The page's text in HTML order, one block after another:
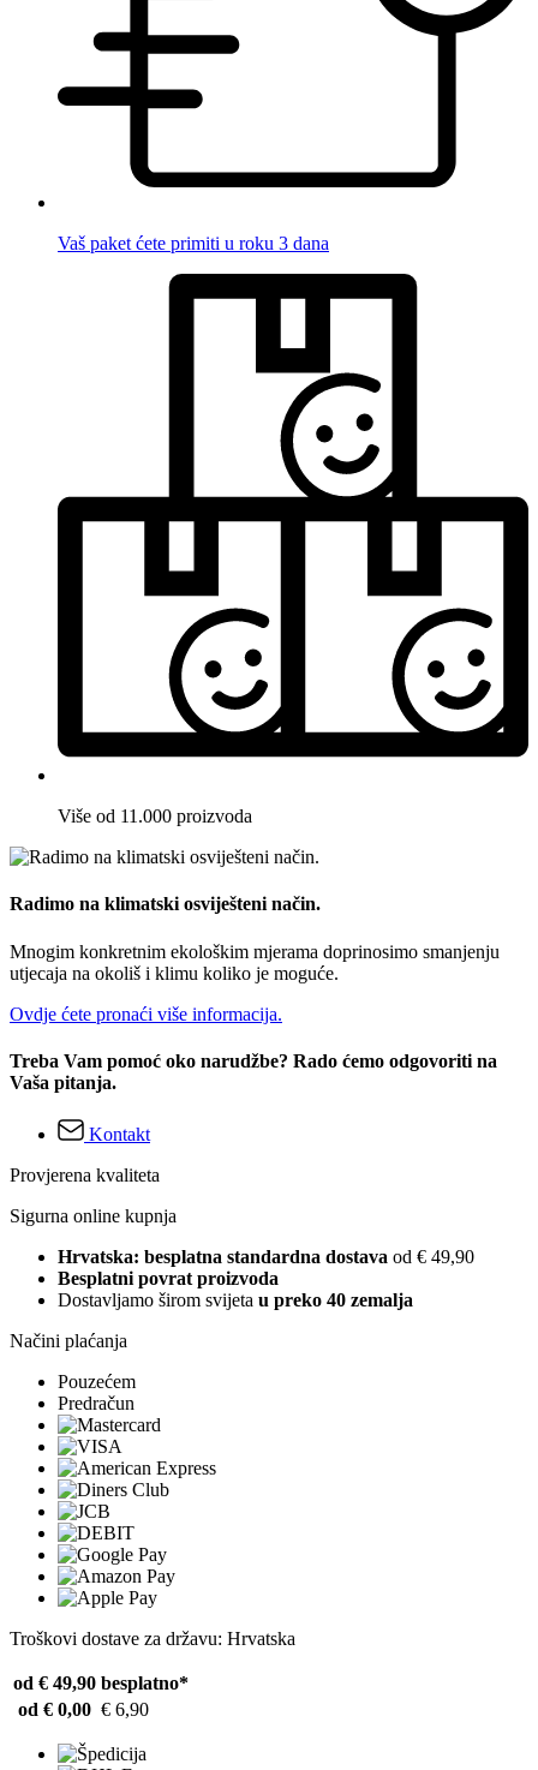
Vaš paket ćete primiti u roku 3 dana
Više od 11.000 proizvoda
Radimo na klimatski osviješteni način.
Mnogim konkretnim ekološkim mjerama doprinosimo smanjenju
utjecaja na okoliš i klimu koliko je moguće.
Ovdje ćete pronaći više informacija.
Treba Vam pomoć oko narudžbe? Rado ćemo odgovoriti na
Vaša pitanja.
Kontakt
Provjerena kvaliteta
Sigurna online kupnja
Hrvatska: besplatna standardna dostava od € 49,90
Besplatni povrat proizvoda
Dostavljamo širom svijeta u preko 40 zemalja
Načini plaćanja
Pouzećem
Predračun
Troškovi dostave za državu: Hrvatska
od € 49,90 besplatno*
od € 0,00 € 6,90